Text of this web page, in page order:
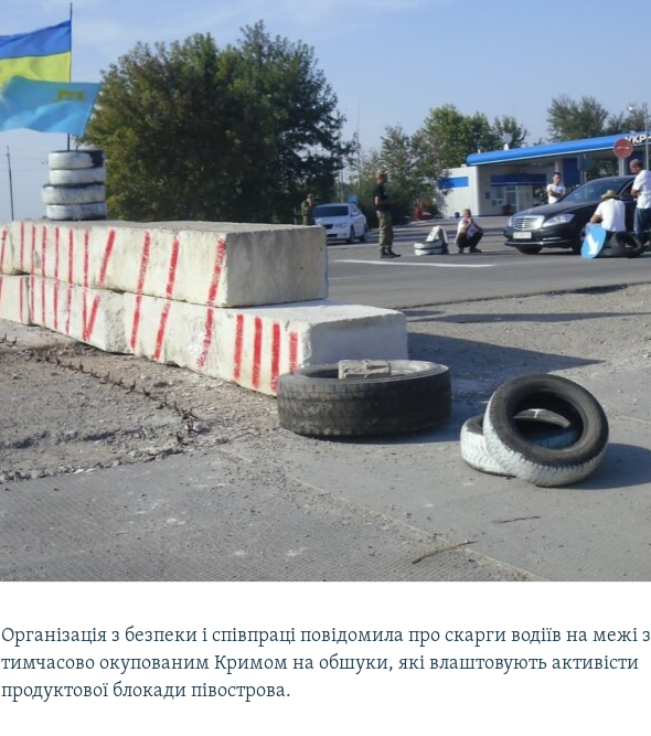
Організація з безпеки і співпраці повідомила про скарги водіїв на межі з
тимчасово окупованим Кримом на обшуки, які влаштовують активісти
продуктової блокади півострова.